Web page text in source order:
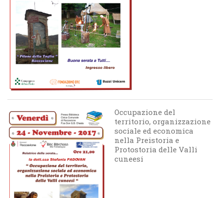
Occupazione del
territorio, organizzazione
sociale ed economica
nella Preistoria e
Protostoria delle Valli
cuneesi